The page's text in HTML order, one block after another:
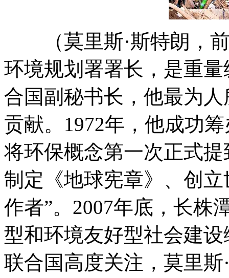
（莫里斯·斯特朗，前
环境规划署署长，是重
合国副秘书长，他最为
贡献。1972年，他成功
将环保概念第一次正式
制定《地球宪章》、创
作者”。2007年底，长株
型和环境友好型社会建
联合国高度关注，莫里